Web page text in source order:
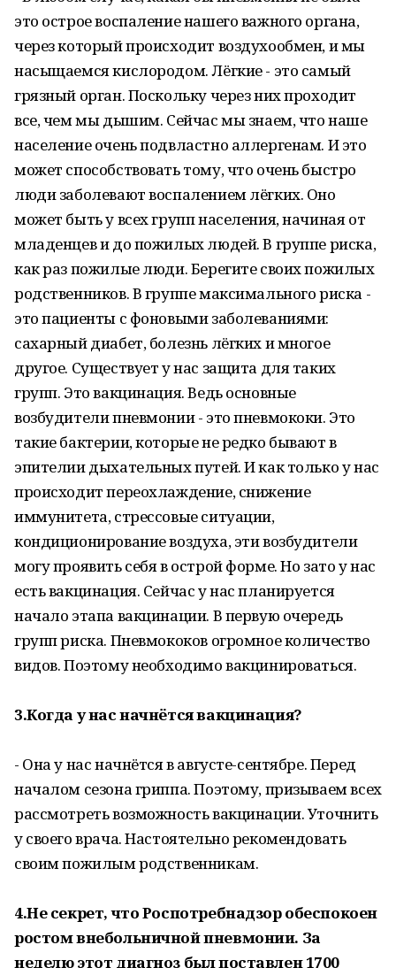
это острое воспаление нашего важного органа,
через который происходит воздухообмен, и мы
насыщаемся кислородом. Лёгкие - это самый
грязный орган. Поскольку через них проходит
все, чем мы дышим. Сейчас мы знаем, что наше
население очень подвластно аллергенам. И это
может способствовать тому, что очень быстро
люди заболевают воспалением лёгких. Оно
может быть у всех групп населения, начиная от
младенцев и до пожилых людей. В группе риска,
как раз пожилые люди. Берегите своих пожилых
родственников. В группе максимального риска -
это пациенты с фоновыми заболеваниями:
сахарный диабет, болезнь лёгких и многое
другое. Существует у нас защита для таких
групп. Это вакцинация. Ведь основные
возбудители пневмонии - это пневмококи. Это
такие бактерии, которые не редко бывают в
эпителии дыхательных путей. И как только у нас
происходит переохлаждение, снижение
иммунитета, стрессовые ситуации,
кондиционирование воздуха, эти возбудители
могу проявить себя в острой форме. Но зато у нас
есть вакцинация. Сейчас у нас планируется
начало этапа вакцинации. В первую очередь
групп риска. Пневмококов огромное количество
видов. Поэтому необходимо вакцинироваться.
3.Когда у нас начнётся вакцинация?
- Она у нас начнётся в августе-сентябре. Перед
началом сезона гриппа. Поэтому, призываем всех
рассмотреть возможность вакцинации. Уточнить
у своего врача. Настоятельно рекомендовать
своим пожилым родственникам.
4.Не секрет, что Роспотребнадзор обеспокоен
ростом внебольничной пневмонии. За
неделю этот диагноз был поставлен 1700